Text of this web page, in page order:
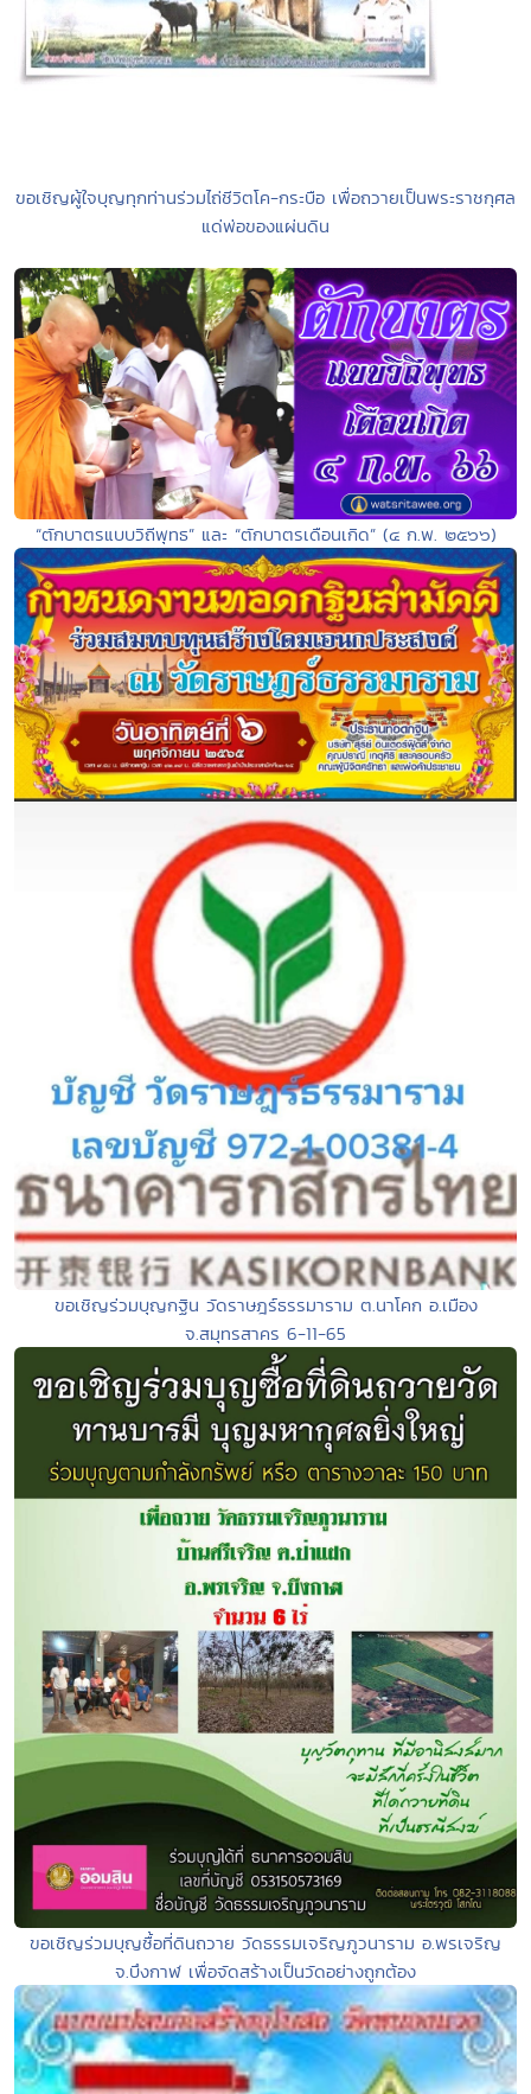
ขอเชิญผู้ใจบุญทุกท่านร่วมไถ่ชีวิตโค-กระบือ เพื่อถวายเป็นพระราชกุศล
แด่พ่อของแผ่นดิน
“ตักบาตรแบบวิถีพุทธ” และ “ตักบาตรเดือนเกิด” (๔ ก.พ. ๒๕๖๖)
ขอเชิญร่วมบุญกฐิน วัดราษฎร์ธรรมาราม ต.นาโคก อ.เมือง
จ.สมุทรสาคร 6-11-65
ขอเชิญร่วมบุญซื้อที่ดินถวาย วัดธรรมเจริญภูวนาราม อ.พรเจริญ
จ.บึงกาฬ เพื่อจัดสร้างเป็นวัดอย่างถูกต้อง